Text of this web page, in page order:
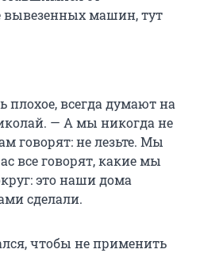
машин, тут
плохое, всегда думают на
— А мы никогда не
говорят: не лезьте. Мы
все говорят, какие мы
это наши дома
сделали.
чтобы не применить